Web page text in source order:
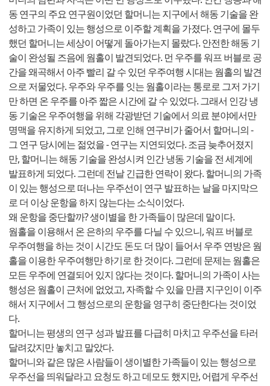
동 연구의 주요 연구원이었던 할머니는 지구에서 해동 기술을 완
성하고 가족이 있는 행성으로 이주할 계획을 가졌다. 연구에 몰두
했던 할머니는 세상이 어떻게 돌아가는지 몰랐다. 안전한 해동 기
술이 완성될 즈음에 웜홀이 발견되었다. 먼 우주를 워프 버블로 공
간을 왜곡해서 아주 빨리 갈 수 있던 우주여행 시대는 웜홀의 발견
으로 저물었다. 우주와 우주를 잇는 웜홀이라는 통로로 그저 가기
만 하면 온 우주를 아주 짧은 시간에 갈 수 있었다. 그래서 인강 냉
동 기술은 우주여행을 위해 각광받던 기술에서 의료 분야에서만
명맥을 유지하게 되었고, 그로 인해 연구비가 줄어서 할머니의 -
그 연구 당시에는 젊었을 - 연구는 지연되었다. 조금 늦추어졌지
만, 할머니는 해동 기술을 완성시켜 인간 냉동 기술을 전 세계에
발표하게 되었다. 그런데 전날 긴급한 연락이 왔다. 할머니의 가족
이 있는 행성으로 떠나는 우주선이 연구 발표하는 날을 마지막으
로 더 이상 운항을 하지 않는다는 소식이었다.
왜 운항을 중단할까? 생이별을 한 가족들이 많은데 말이다.
웜홀을 이용해서 온 은하의 우주를 다닐 수 있으니, 워프 버블로
우주여행을 하는 것이 시간도 돈도 더 많이 들어서 우주 연방은 웜
홀을 이용한 우주여행만 하기로 한 것이다. 그런데 문제는 웜홀은
모든 우주에 연결되어 있지 않다는 것이다. 할머니의 가족이 사는
행성은 웜홀이 근처에 없었고, 자족할 수 있을 만큼 지구인이 이주
해서 지구에서 그 행성으로의 운항을 영구히 중단한다는 것이었
다.
할머니는 평생의 연구 성과 발표를 다급히 마치고 우주선을 타러
달려갔지만 놓치고 말았다.
할머니와 같은 많은 사람들이 생이별한 가족들이 있는 행성으로
우주선을 띄워달라고 요청도 하고 데모도 했지만, 어렵게 우주선